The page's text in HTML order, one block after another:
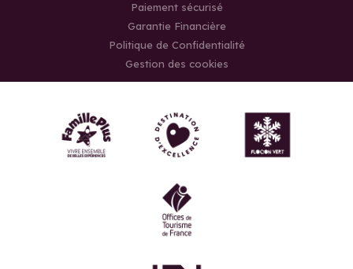
Paiement sécurisé
Garantie Financière
Politique de Confidentialité
Gestion des cookies